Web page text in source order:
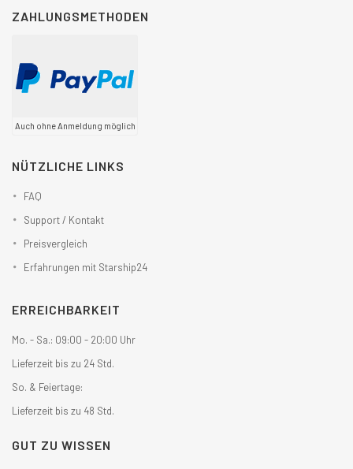
ZAHLUNGSMETHODEN
Auch ohne Anmeldung möglich
NÜTZLICHE LINKS
FAQ
Support / Kontakt
Preisvergleich
Erfahrungen mit Starship24
ERREICHBARKEIT
Mo. - Sa.: 09:00 - 20:00 Uhr
Lieferzeit bis zu 24 Std.
So. & Feiertage:
Lieferzeit bis zu 48 Std.
GUT ZU WISSEN